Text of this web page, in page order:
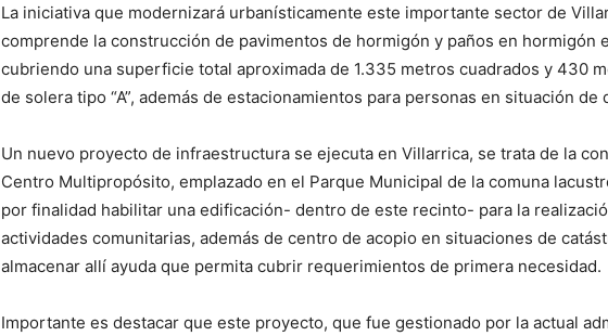
La iniciativa que modernizará urbanísticamente este importante sector de
comprende la construcción de pavimentos de hormigón y paños en hormigón
cubriendo una superficie total aproximada de 1.335 metros cuadrados y 430
de solera tipo “A”, además de estacionamientos para personas en situación de
Un nuevo proyecto de infraestructura se ejecuta en Villarrica, se trata de la
Centro Multipropósito, emplazado en el Parque Municipal de la comuna
por finalidad habilitar una edificación- dentro de este recinto- para la
actividades comunitarias, además de centro de acopio en situaciones de
almacenar allí ayuda que permita cubrir requerimientos de primera necesidad.
Importante es destacar que este proyecto, que fue gestionado por la actual